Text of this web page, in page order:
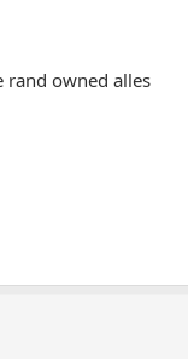
rand owned alles